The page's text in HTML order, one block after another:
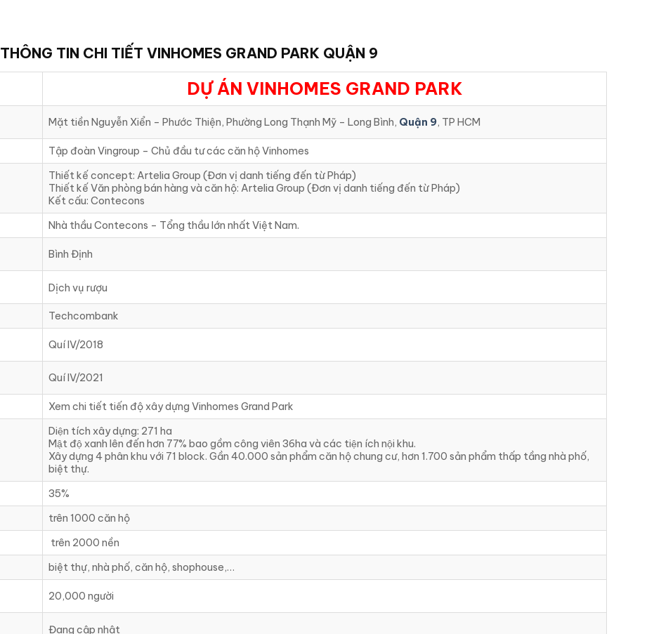
THÔNG TIN CHI TIẾT VINHOMES GRAND PARK QUẬN 9
DỰ ÁN VINHOMES GRAND PARK
Mặt tiền Nguyễn Xiển – Phước Thiện, Phường Long Thạnh Mỹ – Long Bình, Quận 9, TP HCM
Tập đoàn Vingroup – Chủ đầu tư các căn hộ Vinhomes
Thiết kế concept: Artelia Group (Đơn vị danh tiếng đến từ Pháp)
Thiết kế Văn phòng bán hàng và căn hộ: Artelia Group (Đơn vị danh tiếng đến từ Pháp)
Kết cấu: Contecons
Nhà thầu Contecons – Tổng thầu lớn nhất Việt Nam.
Bình Định
Dịch vụ rượu
Techcombank
Quí IV/2018
Quí IV/2021
Xem chi tiết tiến độ xây dựng Vinhomes Grand Park
Diện tích xây dựng: 271 ha
Mật độ xanh lên đến hơn 77% bao gồm công viên 36ha và các tiện ích nội khu.
Xây dựng 4 phân khu với 71 block. Gần 40.000 sản phẩm căn hộ chung cư, hơn 1.700 sản phẩm thấp tầng nhà phố,
biệt thự.
35%
trên 1000 căn hộ
trên 2000 nền
biệt thự, nhà phố, căn hộ, shophouse,…
20,000 người
Đang cập nhật